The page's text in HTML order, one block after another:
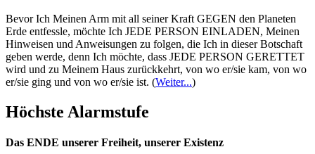
Bevor Ich Meinen Arm mit all seiner Kraft GEGEN den Planeten
Erde entfessle, möchte Ich JEDE PERSON EINLADEN, Meinen
Hinweisen und Anweisungen zu folgen, die Ich in dieser Botschaft
geben werde, denn Ich möchte, dass JEDE PERSON GERETTET
wird und zu Meinem Haus zurückkehrt, von wo er/sie kam, von wo
er/sie ging und von wo er/sie ist. (Weiter...)
Höchste Alarmstufe
Das ENDE unserer Freiheit, unserer Existenz